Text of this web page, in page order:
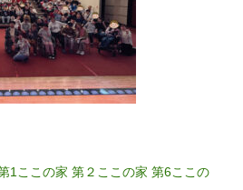
1ここの家 第２ここの家 第6ここの